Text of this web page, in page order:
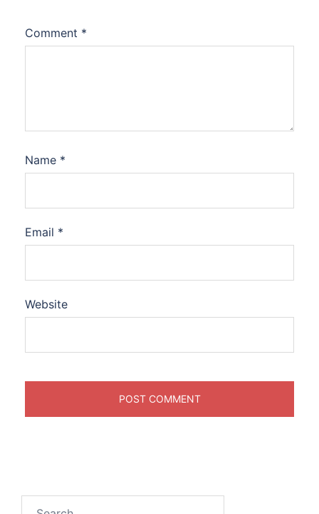
Comment *
Name *
Email *
Website